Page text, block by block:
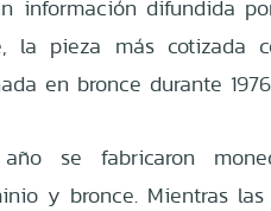
información difundida
la pieza más cotizada
en bronce durante
se fabricaron
y bronce. Mientras